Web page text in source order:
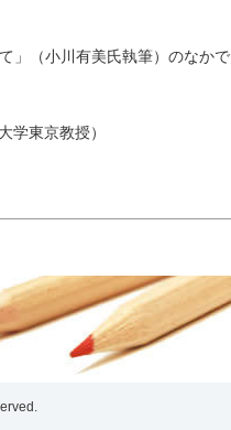
（小川有美氏執筆）のなか
学東京教授）